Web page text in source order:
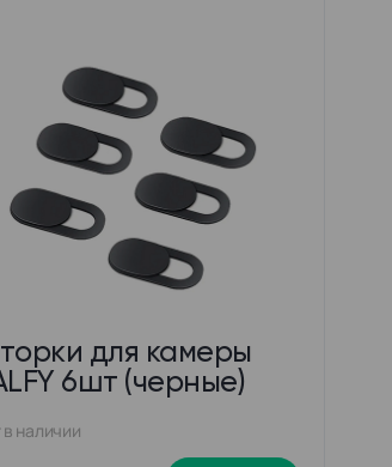
для камеры
6шт (черные)
наличии